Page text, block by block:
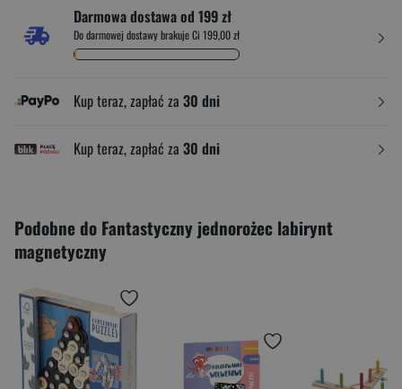
Darmowa dostawa od 199 zł
Do darmowej dostawy brakuje Ci 199,00 zł
Kup teraz, zapłać za 30 dni
Kup teraz, zapłać za 30 dni
Podobne do Fantastyczny jednorożec labirynt
magnetyczny